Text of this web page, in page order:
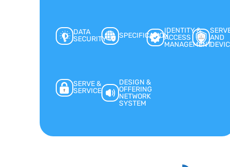
DATA
SECURITY
SPECIFICATION
IDENTITY &
ACCESS
MANAGEMENT
AND
SERVE &
SERVICE
DESIGN &
OFFERING
NETWORK
SYSTEM